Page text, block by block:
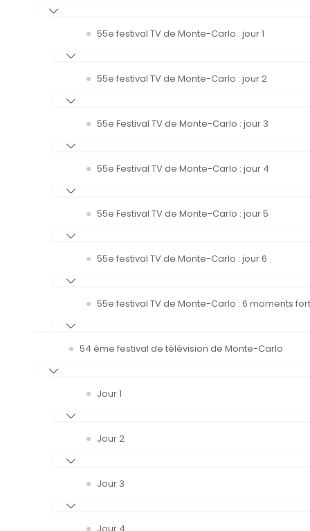
55e festival TV de Monte-Carlo : jour 1
55e festival TV de Monte-Carlo : jour 2
55e Festival TV de Monte-Carlo : jour 3
55e Festival TV de Monte-Carlo : jour 4
55e Festival TV de Monte-Carlo : jour 5
55e festival TV de Monte-Carlo : jour 6
55e festival TV de Monte-Carlo : 6 moments
54 ème festival de télévision de Monte-Carlo
Jour 1
Jour 2
Jour 3